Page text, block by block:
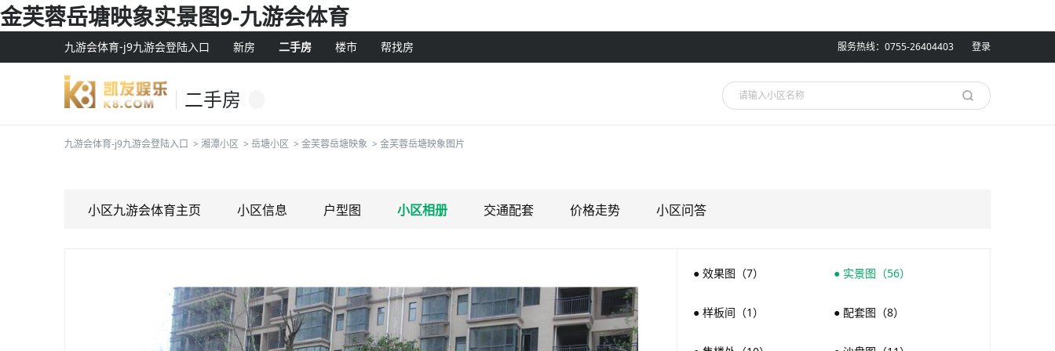
金芙蓉岳塘映象实景图9-九游会体育
九游会体育-j9九游会登陆入口 新房 二手房 楼市 帮找房 服务热线：0755-26404403 登录
二手房
九游会体育-j9九游会登陆入口 > 湘潭小区 > 岳塘小区 > 金芙蓉岳塘映象 > 金芙蓉岳塘映象图片
小区九游会体育主页 小区信息 户型图 小区相册 交通配套 价格走势 小区问答
● 效果图（7） ● 实景图（56）
● 样板间（1） ● 配套图（8）